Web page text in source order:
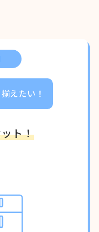
えたい！
ト！